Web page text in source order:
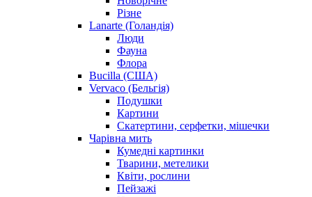
Різне
Lanarte (Голандія)
Люди
Фауна
Флора
Bucilla (США)
Vervaco (Бельгія)
Подушки
Картини
Скатертини, серфетки, мішечки
Чарiвна мить
Кумедні картинки
Тварини, метелики
Квіти, рослини
Пейзажі